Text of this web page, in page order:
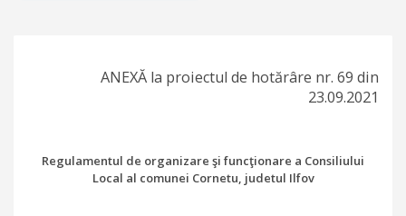
ANEXĂ la proiectul de hotărâre nr. 69 din
23.09.2021
Regulamentul de organizare şi funcţionare a Consiliului
Local al comunei Cornetu, judetul Ilfov